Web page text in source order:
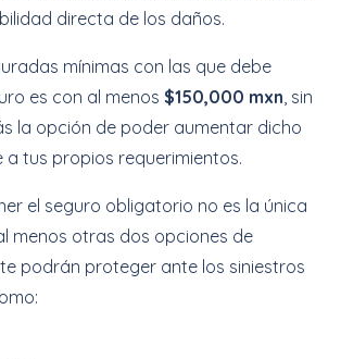
directa de los daños.
mínimas con las que debe
es con al menos $150,000 mxn , sin
la opción de poder aumentar dicho
tus propios requerimientos.
el seguro obligatorio no es la única
menos otras dos opciones de
podrán proteger ante los siniestros